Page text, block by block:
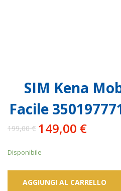
SIM Kena
Facile
199,00€
Il
prezzo
originale
era:
199,00 €.
149,00 €
Il
prezzo
attuale
è:
149,00 €.
Disponibile
AGGIUNGI AL CARRELLO